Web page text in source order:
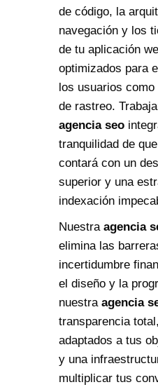
de código, la
navegación y los
de tu aplicación
optimizados para
los usuarios
de rastreo.
agencia seo
tranquilidad de
contará con un
superior y una
indexación
Nuestra agencia
elimina las
incertidumbre
el diseño y la
nuestra agencia
transparencia
adaptados a tus
y una
multiplicar tus